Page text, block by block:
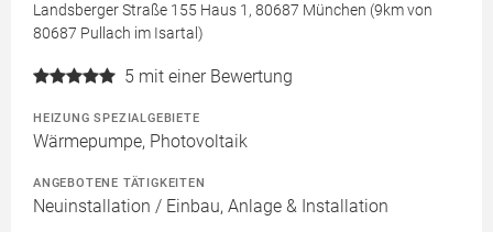
Landsberger Straße 155 Haus 1, 80687 München (9km von
80687 Pullach im Isartal)
5 mit einer Bewertung
HEIZUNG SPEZIALGEBIETE
Wärmepumpe, Photovoltaik
ANGEBOTENE TÄTIGKEITEN
Neuinstallation / Einbau, Anlage & Installation